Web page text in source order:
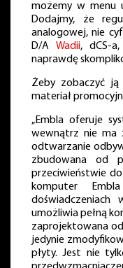
możemy w menu
Dodajmy, że
analogowej, nie
D/A Wadii, dCS-a,
naprawdę
Żeby zobaczyć
materiał
„Embla oferuje
wewnątrz nie ma
odtwarzanie
zbudowana od
przeciwieństwie
komputer
umożliwia pełną
zaprojektowana
jedynie
płyty. Jest nie